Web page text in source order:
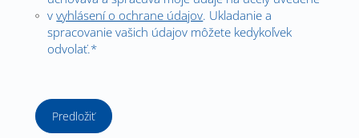
vvyhlásení o ochrane údajov. Ukladanie a
spracovanie vašich údajov môžete kedykoľvek
odvolať.*
Predložiť